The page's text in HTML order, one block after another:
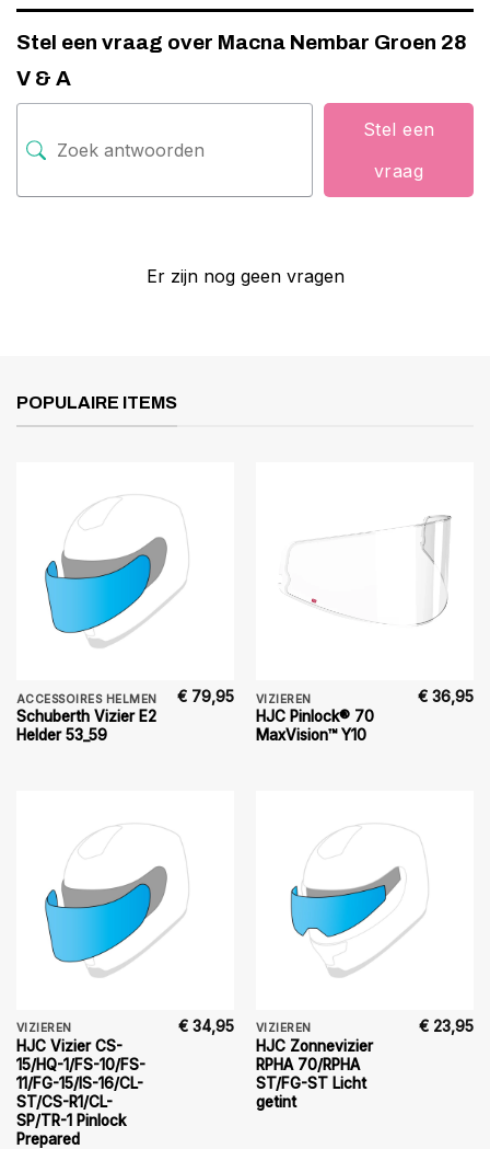
Stel een vraag over Macna Nembar Groen 28
V & A
Stel een
vraag
Er zijn nog geen vragen
POPULAIRE ITEMS
ACCESSOIRES HELMEN
Schuberth Vizier E2
Helder 53_59
€ 79,95 VIZIEREN
HJC Pinlock® 70
MaxVision™ Y10
€ 36,95
VIZIEREN
HJC Vizier CS-
15/HQ-1/FS-10/FS-
11/FG-15/IS-16/CL-
ST/CS-R1/CL-
SP/TR-1 Pinlock
Prepared
€ 34,95 VIZIEREN
HJC Zonnevizier
RPHA 70/RPHA
ST/FG-ST Licht
getint
€ 23,95